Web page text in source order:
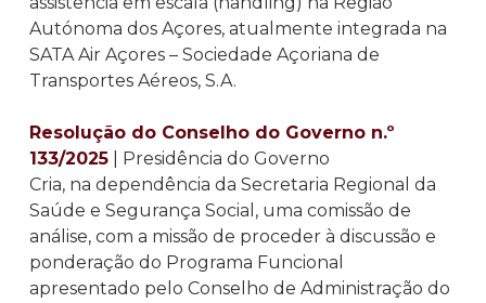
Autónoma dos Açores, atualmente integrada na
SATA Air Açores – Sociedade Açoriana de
Transportes Aéreos, S.A.
Resolução do Conselho do Governo n.º
133/2025| Presidência do Governo
Cria, na dependência da Secretaria Regional da
Saúde e Segurança Social, uma comissão de
análise, com a missão de proceder à discussão e
ponderação do Programa Funcional
apresentado pelo Conselho de Administração do